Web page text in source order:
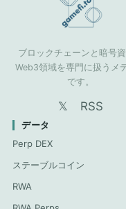
ブロックチェーンと暗号資
Web3領域を専門に扱うメ
です。
𝕏 RSS
データ
Perp DEX
ステーブルコイン
RWA